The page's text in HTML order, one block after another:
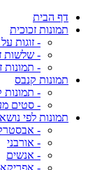
דף הבית
תמונות זכוכית
- זוגות
- שלשות
- תמונות
תמונות קנבס
- תמונות
- סטים
תמונות לפי נושא
-
- אורבני
- אנשים
-